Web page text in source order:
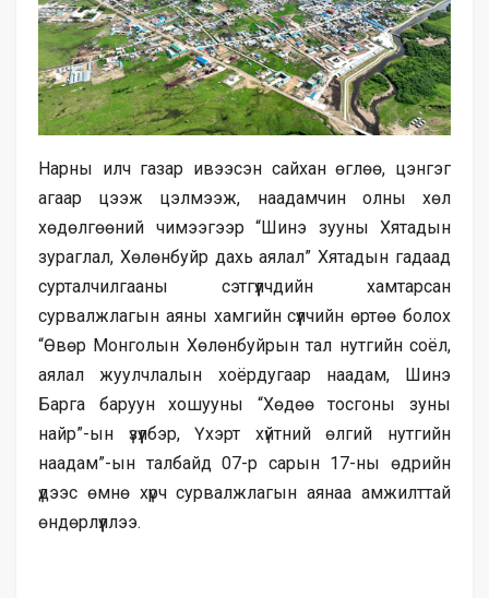
Нарны илч газар ивээсэн сайхан өглөө, цэнгэг
агаар цээж цэлмээж, наадамчин олны хөл
хөдөлгөөний чимээгээр “Шинэ зууны Хятадын
зураглал, Хөлөнбуйр дахь аялал” Хятадын гадаад
сурталчилгааны сэтгүүлчдийн хамтарсан
сурвалжлагын аяны хамгийн сүүлчийн өртөө болох
“Өвөр Монголын Хөлөнбуйрын тал нутгийн соёл,
аялал жуулчлалын хоёрдугаар наадам, Шинэ
Барга баруун хошууны “Хөдөө тосгоны зуны
найр”-ын үзүүлбэр, Үхэрт хүйтний өлгий нутгийн
наадам”-ын талбайд 07-р сарын 17-ны өдрийн
үдээс өмнө хүрч сурвалжлагын аянаа амжилттай
өндөрлүүллээ.